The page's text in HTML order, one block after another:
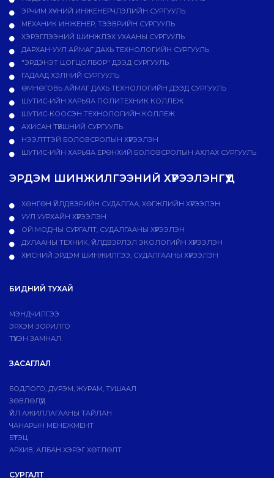
ЭРЧИМ ХҮЧНИЙ ИНЖЕНЕРЧЛЭЛИЙН СУРГУУЛЬ
МЕХАНИК ИНЖЕНЕР, ТЭЭВРИЙН СУРГУУЛЬ
ХЭРЭГЛЭЭНИЙ ШИНЖЛЭХ УХААНЫ СУРГУУЛЬ
ДАРХАН-УУЛ АЙМАГ ДАХЬ ТЕХНОЛОГИЙН СУРГУУЛЬ
"ЭРДЭНЭТ ЦОГЦОЛБОР" ДЭЭД СУРГУУЛЬ
ГАДААД ХЭЛНИЙ СУРГУУЛЬ
ӨМНӨГОВЬ АЙМАГ ДАХЬ ТЕХНОЛОГИЙН ДЭЭД СУРГУУЛЬ
ШУТИС-ИЙН ХАРЬЯА ПОЛИТЕХНИК КОЛЛЕЖ
ШУТИС-КООСЭН ТЕХНОЛОГИЙН КОЛЛЕЖ
АХИСАН ТҮВШНИЙ СУРГУУЛЬ
НЭЭЛТТЭЙ БОЛОВСРОЛЫН ХҮРЭЭЛЭН
ШУТИС-ИЙН ХАРЬЯА ЕРӨНХИЙ БОЛОВСРОЛЫН АХЛАХ СУРГУУЛЬ
ЭРДЭМ ШИНЖИЛГЭЭНИЙ ХҮРЭЭЛЭНГҮҮД
ХӨНГӨН ҮЙЛДВЭРИЙН СУДАЛГАА, ХӨГЖЛИЙН ХҮРЭЭЛЭН
УУЛ УУРХАЙН ХҮРЭЭЛЭН
ОЙ МОДНЫ СУРГАЛТ, СУДАЛГААНЫ ХҮРЭЭЛЭН
ДУЛААНЫ ТЕХНИК, ҮЙЛДВЭРЛЭЛ ЭКОЛОГИЙН ХҮРЭЭЛЭН
ХҮНСНИЙ ЭРДЭМ ШИНЖИЛГЭЭ, СУДАЛГААНЫ ХҮРЭЭЛЭН
БИДНИЙ ТУХАЙ
МЭНДЧИЛГЭЭ
ЭРХЭМ ЗОРИЛГО
ТҮҮХЭН ЗАМНАЛ
ЗАСАГЛАЛ
БОДЛОГО, ДVРЭМ, ЖУРАМ, ТУШААЛ
ЗӨВЛӨЛҮҮД
ҮЙЛ АЖИЛЛАГААНЫ ТАЙЛАН
ЧАНАРЫН МЕНЕЖМЕНТ
БҮТЭЦ
АРХИВ, АЛБАН ХЭРЭГ ХӨТЛӨЛТ
СУРГАЛТ